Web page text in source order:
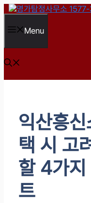
컨
츠
건
너
뛰
Menu
익산흥신
택 시 고
할 4가지
트